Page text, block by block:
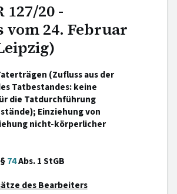
127/20 -
vom 24. Februar
(Zufluss aus der
Tatbestandes: keine
die Tatdurchführung
Einziehung von
nicht-körperlicher
74Abs. 1 StGB
des Bearbeiters